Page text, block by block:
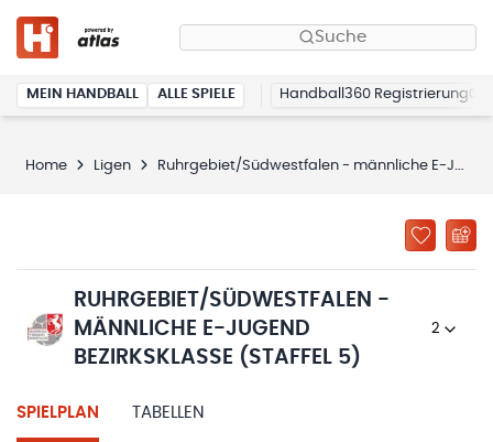
Suche
MEIN HANDBALL ALLE SPIELE Handball360 Registrierung
Home Ligen Ruhrgebiet/Südwestfalen - männliche E-Jugend Bezirksklasse (Staffel 5)
RUHRGEBIET/SÜDWESTFALEN -
MÄNNLICHE E-JUGEND
BEZIRKSKLASSE (STAFFEL 5)
2024/25
SPIELPLAN TABELLEN